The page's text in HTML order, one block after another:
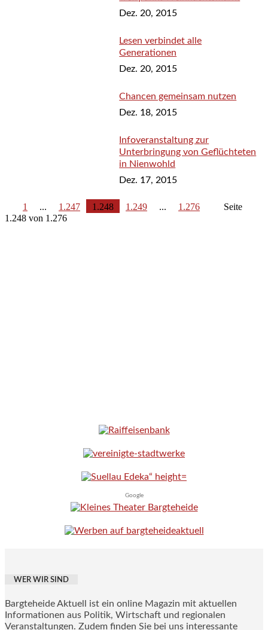
Dez. 20, 2015
Lesen verbindet alle
Generationen
Dez. 20, 2015
Chancen gemeinsam nutzen
Dez. 18, 2015
Infoveranstaltung zur
Unterbringung von Geflüchteten
in Nienwohld
Dez. 17, 2015
1 ... 1.247 1.248 1.249 ... 1.276
Seite
1.248 von 1.276
Google
WER WIR SIND
Bargteheide Aktuell ist ein online Magazin mit aktuellen
Informationen aus Politik, Wirtschaft und regionalen
Veranstaltungen. Zudem finden Sie bei uns interessante